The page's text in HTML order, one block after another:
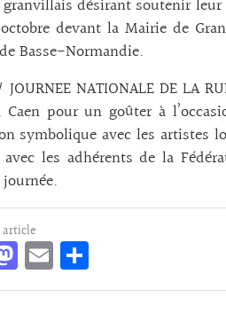
désirant soutenir
devant la Mairie de
Basse-Normandie.
NATIONALE DE LA
pour un goûter à
symbolique avec les artistes
les adhérents de la
M
as
E
m rt